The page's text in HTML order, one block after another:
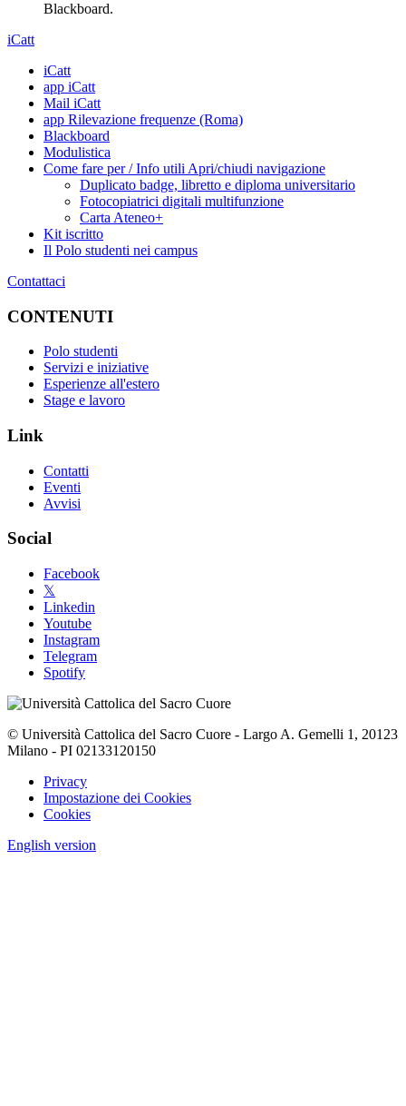
Blackboard.
iCatt
iCatt
app iCatt
Mail iCatt
app Rilevazione frequenze (Roma)
Blackboard
Modulistica
Come fare per / Info utili Apri/chiudi navigazione
Duplicato badge, libretto e diploma universitario
Fotocopiatrici digitali multifunzione
Carta Ateneo+
Kit iscritto
Il Polo studenti nei campus
Contattaci
CONTENUTI
Polo studenti
Servizi e iniziative
Esperienze all'estero
Stage e lavoro
Link
Contatti
Eventi
Avvisi
Social
Facebook
𝕏
Linkedin
Youtube
Instagram
Telegram
Spotify
© Università Cattolica del Sacro Cuore - Largo A. Gemelli 1, 20123
Milano - PI 02133120150
Privacy
Impostazione dei Cookies
Cookies
English version